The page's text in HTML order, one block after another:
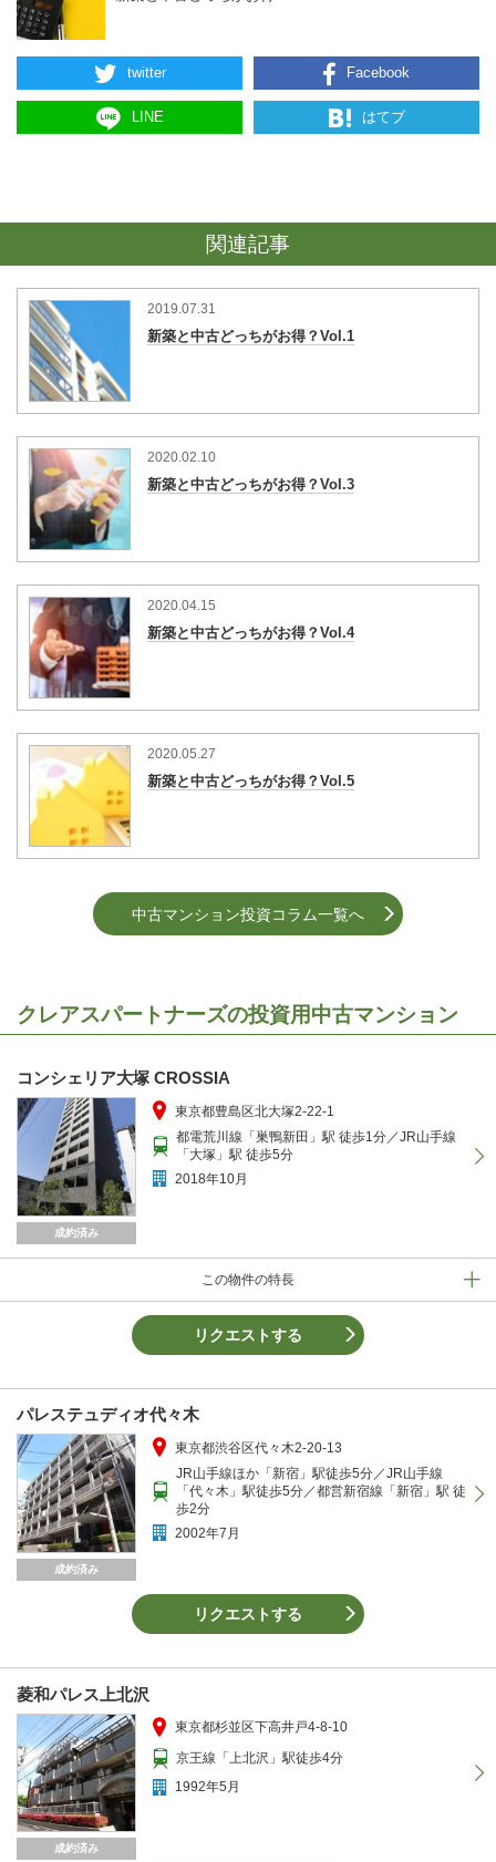
twitter Facebook
LINE はてブ
関連記事
新築と中古どっちがお得？Vol.1
2019.07.31
新築と中古どっちがお得？Vol.3
2020.02.10
新築と中古どっちがお得？Vol.4
2020.04.15
新築と中古どっちがお得？Vol.5
2020.05.27
中古マンション投資コラム一覧へ
クレアスパートナーズの投資用中古マンション
コンシェリア大塚 CROSSIA
成約済み
この物件の特長
東京都豊島区北大塚2-22-1
都電荒川線「巣鴨新田」駅 徒歩1分／JR山手線
「大塚」駅 徒歩5分
2018年10月
リクエストする
パレステュディオ代々木
成約済み
東京都渋谷区代々木2-20-13
JR山手線ほか「新宿」駅徒歩5分／JR山手線
「代々木」駅徒歩5分／都営新宿線「新宿」駅 徒
歩2分
2002年7月
リクエストする
菱和パレス上北沢
成約済み
東京都杉並区下高井戸4-8-10
京王線「上北沢」駅徒歩4分
1992年5月